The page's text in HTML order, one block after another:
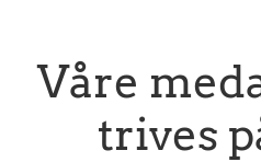
Våre
trives